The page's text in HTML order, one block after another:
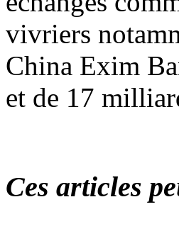
vivriers
China Exim
et de 17
Ces articles